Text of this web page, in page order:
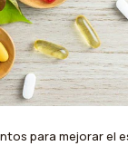
para mejorar el